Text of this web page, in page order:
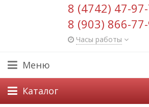
8 (4742) 47-
8 (903) 866-
Часы работы
Меню
Каталог